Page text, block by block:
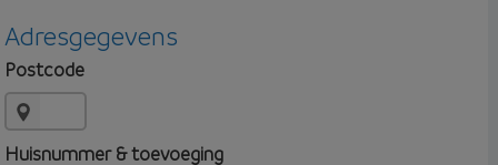
Adresgegevens
Postcode
Huisnummer & toevoeging